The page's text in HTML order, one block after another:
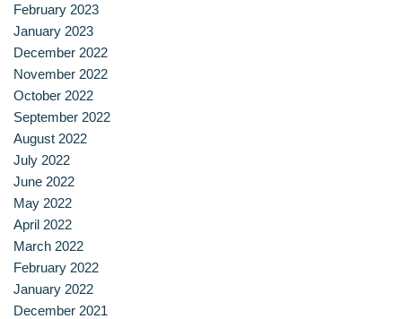
วารสารวัฒนธรรมอาหารไทย
วีดีโอแนะนำ
ศิษย์เก่า
สาขาวิชาการกำหนดและการประกอบอาหาร
สาขาวิชาคหกรรมศาสตร์
สาขาวิชาอุตสาหกรรมการประกอบอาหาร
สาขาวิชาเทคโนโลยีการประกอบอาหารและการบริการ
February 2023
January 2023
December 2022
November 2022
October 2022
September 2022
August 2022
July 2022
June 2022
May 2022
April 2022
March 2022
February 2022
January 2022
December 2021